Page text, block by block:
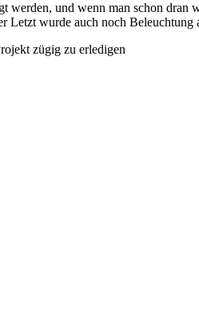
werden, und wenn man schon
Letzt wurde auch noch Beleuchtung
zügig zu erledigen